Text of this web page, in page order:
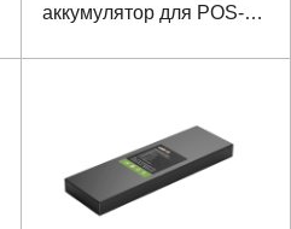
аккумулятор для POS-